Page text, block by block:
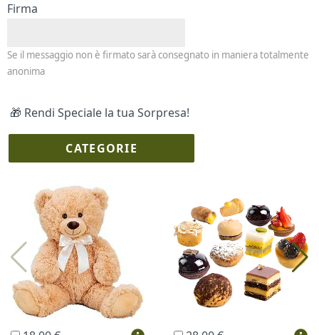
Firma
Se il messaggio non è firmato sarà consegnato in maniera totalmente
anonima
🎁 Rendi Speciale la tua Sorpresa!
CATEGORIE
I più scelti
Profumi Collane Lussoni®
Trudi® THUN®
Regali Personalizzati